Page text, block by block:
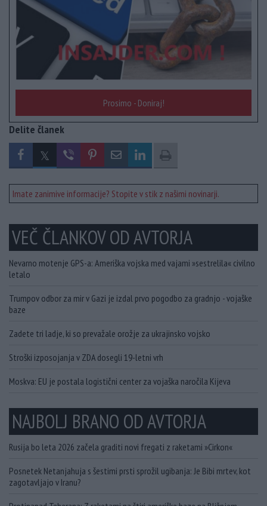
Prosimo - Doniraj!
Delite članek
Imate zanimive informacije? Stopite v stik z našimi novinarji.
VEČ ČLANKOV OD AVTORJA
Nevarno motenje GPS-a: Ameriška vojska med vajami »sestrelila« civilno
letalo
Trumpov odbor za mir v Gazi je izdal prvo pogodbo za gradnjo - vojaške
baze
Zadete tri ladje, ki so prevažale orožje za ukrajinsko vojsko
Stroški izposojanja v ZDA dosegli 19-letni vrh
Moskva: EU je postala logistični center za vojaška naročila Kijeva
NAJBOLJ BRANO OD AVTORJA
Rusija bo leta 2026 začela graditi novi fregati z raketami »Cirkon«
Posnetek Netanjahuja s šestimi prsti sprožil ugibanja: Je Bibi mrtev, kot
zagotavljajo v Iranu?